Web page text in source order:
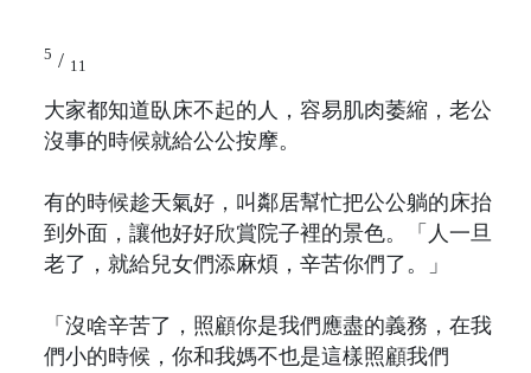
5 / 11
大家都知道臥床不起的人，容易肌肉萎縮，老公
沒事的時候就給公公按摩。
有的時候趁天氣好，叫鄰居幫忙把公公躺的床抬
到外面，讓他好好欣賞院子裡的景色。「人一旦
老了，就給兒女們添麻煩，辛苦你們了。」
「沒啥辛苦了，照顧你是我們應盡的義務，在我
們小的時候，你和我媽不也是這樣照顧我們